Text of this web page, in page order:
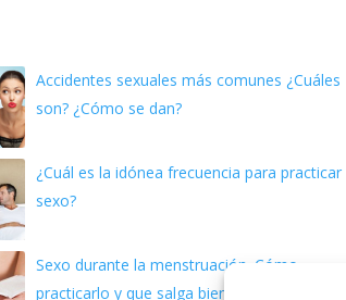
Accidentes sexuales más comunes ¿Cuáles
son? ¿Cómo se dan?
¿Cuál es la idónea frecuencia para practicar
sexo?
Sexo durante la menstruación. Cómo
practicarlo y que salga bien